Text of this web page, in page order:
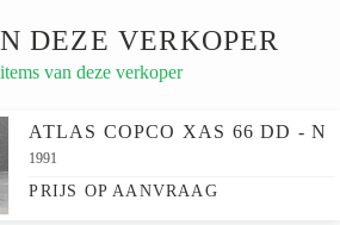
DEZE VERKOPER
van deze verkoper
ATLAS COPCO XAS 66 DD - N
1991
PRIJS OP AANVRAAG